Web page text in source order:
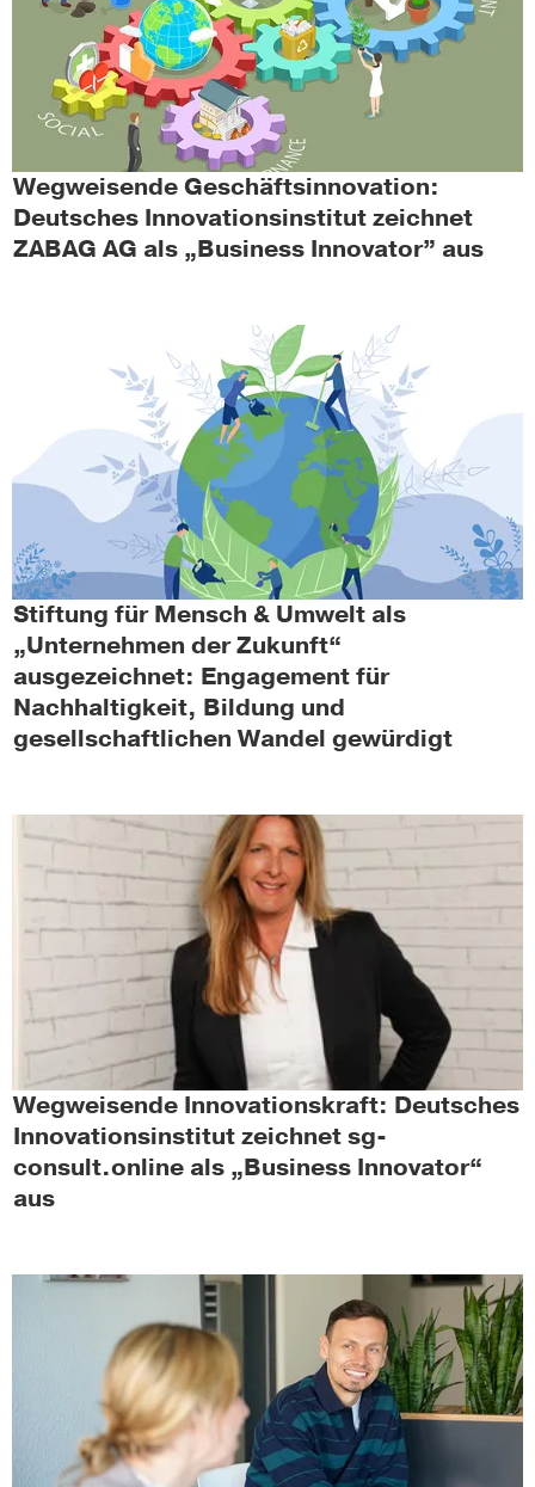
Wegweisende Geschäftsinnovation:
Deutsches Innovationsinstitut zeichnet
ZABAG AG als „Business Innovator” aus
Stiftung für Mensch & Umwelt als
„Unternehmen der Zukunft“
ausgezeichnet: Engagement für
Nachhaltigkeit, Bildung und
gesellschaftlichen Wandel gewürdigt
Wegweisende Innovationskraft: Deutsches
Innovationsinstitut zeichnet sg-
consult.online als „Business Innovator“
aus